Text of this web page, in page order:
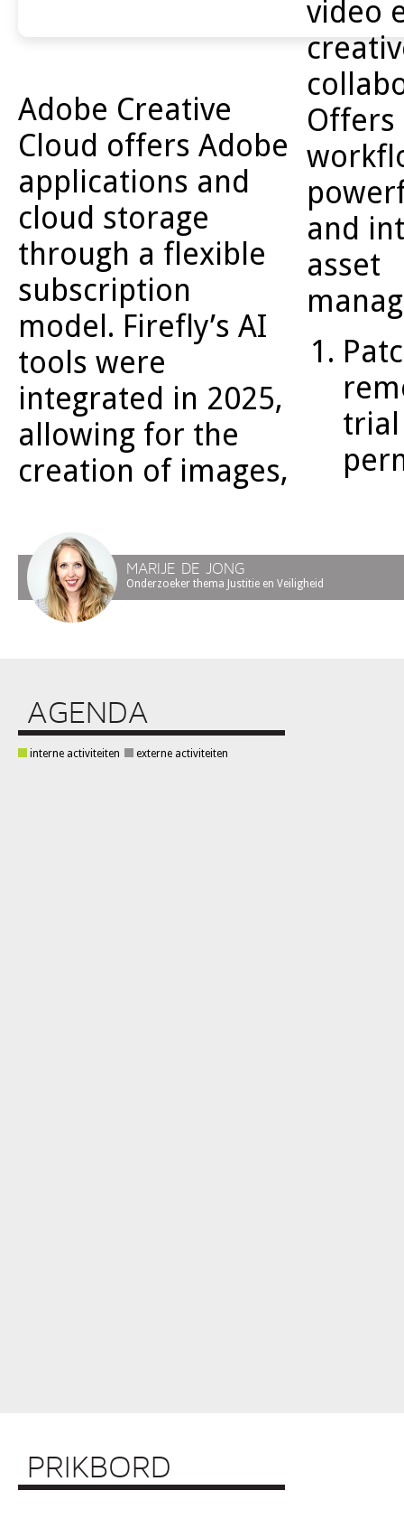
Adobe Creative
Cloud offers Adobe
applications and
cloud storage
through a flexible
subscription
model. Firefly’s AI
tools were
integrated in 2025,
allowing for the
creation of images,
video
Offers
and
asset
MARIJE DE JONG
Onderzoeker thema Justitie en Veiligheid
AGENDA
interne activiteiten externe activiteiten
PRIKBORD